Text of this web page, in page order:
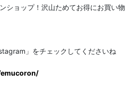
ショップ！沢山ためてお得にお買い物
」をチェックしてくださいね